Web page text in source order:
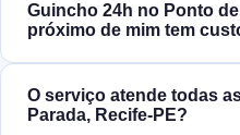
Guincho 24h no Ponto de
próximo de mim tem
O serviço atende todas
Parada, Recife‑PE?